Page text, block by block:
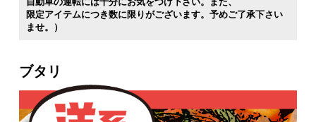
限定アイテムにつき数に限りがございます。予めご了承下さい
ませ。）
ブタリ